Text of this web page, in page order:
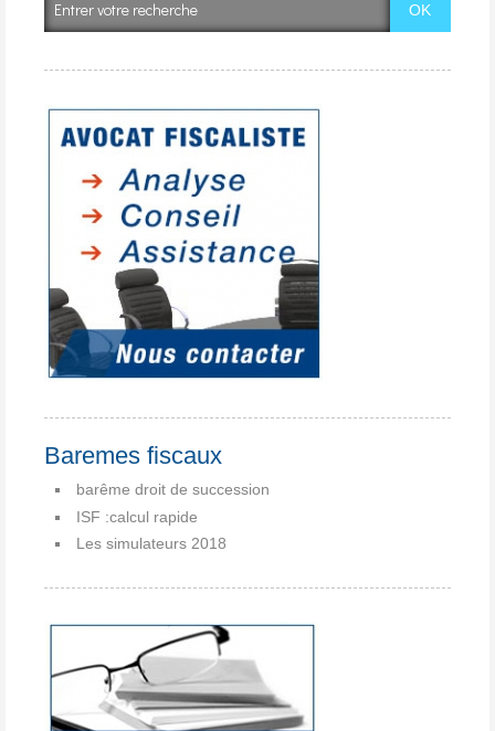
Baremes fiscaux
barême droit de succession
ISF :calcul rapide
Les simulateurs 2018